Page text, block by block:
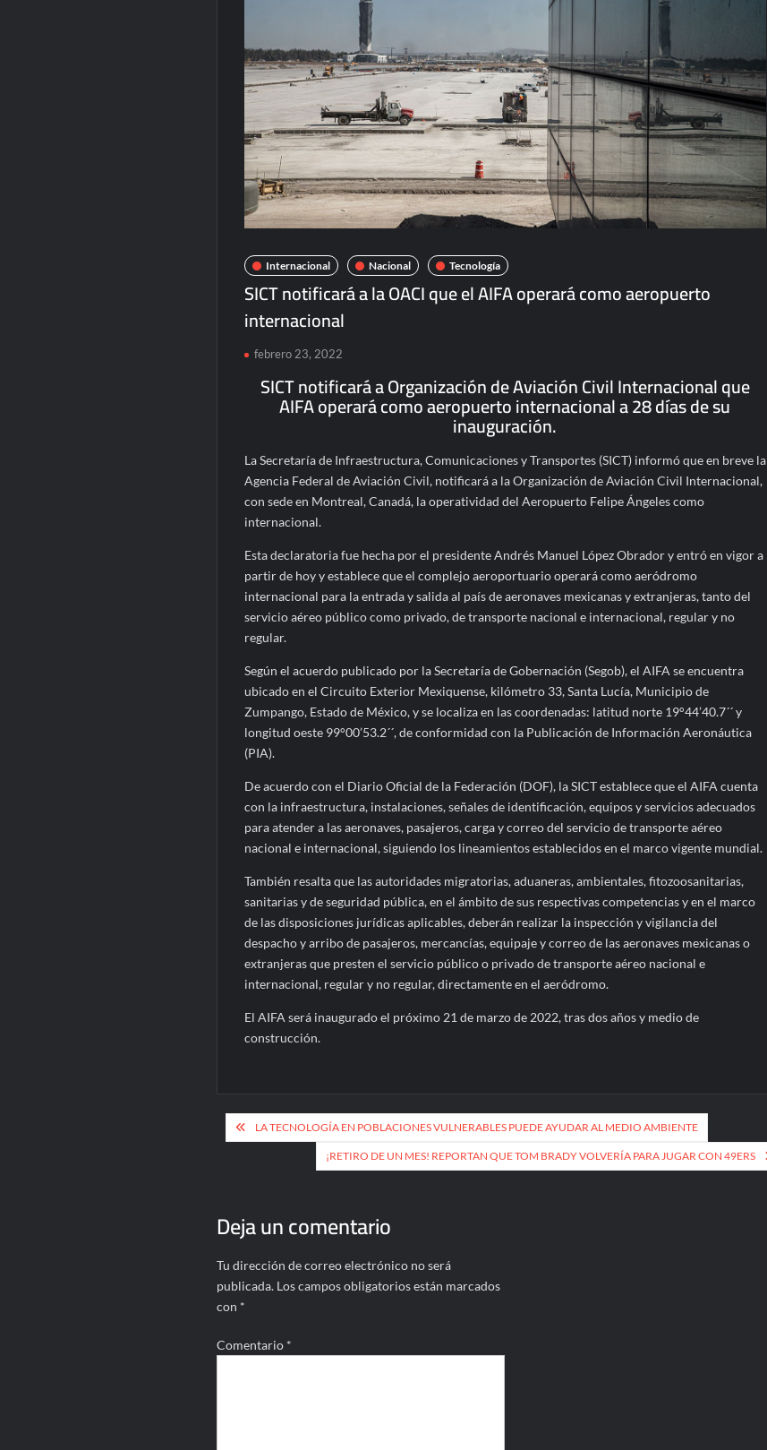
Internacional Nacional Tecnología
SICT notificará a la OACI que el AIFA operará como aeropuerto
internacional
febrero 23, 2022
SICT notificará a Organización de Aviación Civil Internacional que
AIFA operará como aeropuerto internacional a 28 días de su
inauguración.
La Secretaría de Infraestructura, Comunicaciones y Transportes (SICT) informó que en breve la
Agencia Federal de Aviación Civil, notificará a la Organización de Aviación Civil Internacional,
con sede en Montreal, Canadá, la operatividad del Aeropuerto Felipe Ángeles como
internacional.
Esta declaratoria fue hecha por el presidente Andrés Manuel López Obrador y entró en vigor a
partir de hoy y establece que el complejo aeroportuario operará como aeródromo
internacional para la entrada y salida al país de aeronaves mexicanas y extranjeras, tanto del
servicio aéreo público como privado, de transporte nacional e internacional, regular y no
regular.
Según el acuerdo publicado por la Secretaría de Gobernación (Segob), el AIFA se encuentra
ubicado en el Circuito Exterior Mexiquense, kilómetro 33, Santa Lucía, Municipio de
Zumpango, Estado de México, y se localiza en las coordenadas: latitud norte 19°44’40.7´´ y
longitud oeste 99°00’53.2´´, de conformidad con la Publicación de Información Aeronáutica
(PIA).
De acuerdo con el Diario Oficial de la Federación (DOF), la SICT establece que el AIFA cuenta
con la infraestructura, instalaciones, señales de identificación, equipos y servicios adecuados
para atender a las aeronaves, pasajeros, carga y correo del servicio de transporte aéreo
nacional e internacional, siguiendo los lineamientos establecidos en el marco vigente mundial.
También resalta que las autoridades migratorias, aduaneras, ambientales, fitozoosanitarias,
sanitarias y de seguridad pública, en el ámbito de sus respectivas competencias y en el marco
de las disposiciones jurídicas aplicables, deberán realizar la inspección y vigilancia del
despacho y arribo de pasajeros, mercancías, equipaje y correo de las aeronaves mexicanas o
extranjeras que presten el servicio público o privado de transporte aéreo nacional e
internacional, regular y no regular, directamente en el aeródromo.
El AIFA será inaugurado el próximo 21 de marzo de 2022, tras dos años y medio de
construcción.
Navegación
de
LA TECNOLOGÍA EN POBLACIONES VULNERABLES PUEDE AYUDAR AL MEDIO AMBIENTE
¡RETIRO DE UN MES! REPORTAN QUE TOM BRADY VOLVERÍA PARA JUGAR CON 49ERS
Deja un comentario
Tu dirección de correo electrónico no será
publicada. Los campos obligatorios están marcados
con *
Comentario *